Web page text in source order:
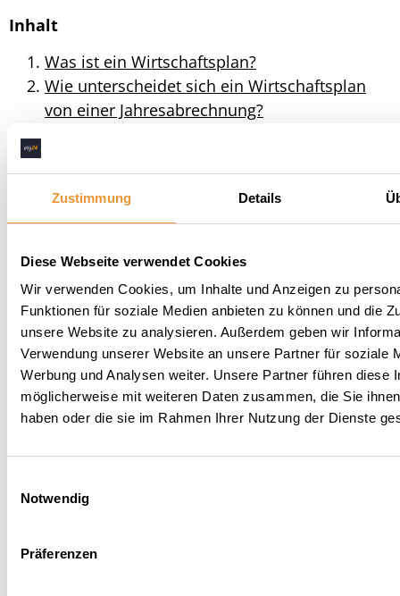
Zustimmung Details
Diese Webseite verwendet Cookies
Wir verwenden Cookies, um Inhalte und Anzeigen zu
Funktionen für soziale Medien anbieten zu können und die
unsere Website zu analysieren. Außerdem geben wir
Verwendung unserer Website an unsere Partner für soziale
Werbung und Analysen weiter. Unsere Partner führen diese
möglicherweise mit weiteren Daten zusammen, die Sie
haben oder die sie im Rahmen Ihrer Nutzung der Dienste
Notwendig
Präferenzen
Inhalt
Was ist ein Wirtschaftsplan?
Wie unterscheidet sich ein Wirtschaftsplan
von einer Jahresabrechnung?
Welche Informationen und Bestandteile sind
typischerweise im Wirtschaftsplan enthalten?
Was sollte man noch über den
Wirtschaftsplan bei etg24 wissen?
Fazit
Was ist ein
Wirtschaftsplan?
DerWirtschaftsplan einer
die finanzielle Grundlage der Verwaltung von
ist zwischen dem Gesamtwirtschaftsplan und